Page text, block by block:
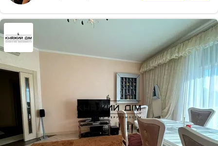
площа — 450 м² — цегляне будівництво — повністю мебльований —
укомплектований побутовою технікою — газове опалення —
свердловина — центральна каналізація — генератор Ділянка — 15
соток приватної території — ландшафтне озеленення — тераса —
зона барбекю — го...